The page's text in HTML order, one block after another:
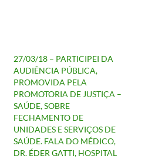
27/03/18 – PARTICIPEI DA
AUDIÊNCIA PÚBLICA,
PROMOVIDA PELA
PROMOTORIA DE JUSTIÇA –
SAÚDE, SOBRE
FECHAMENTO DE
UNIDADES E SERVIÇOS DE
SAÚDE. FALA DO MÉDICO,
DR. ÉDER GATTI, HOSPITAL